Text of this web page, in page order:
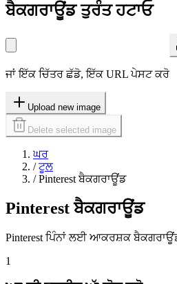
ਬੈਕਗਰਾਊਂਡ ਤੁਰੰਤ ਹਟਾਓ
ਜਾਂ ਇੱਕ ਚਿੱਤਰ ਛੱਡੋ, ਇੱਕ URL ਪੇਸਟ ਕਰੋ
Upload new image
Delete selected image
ਘਰ
/ ਟੂਲ
/ Pinterest ਬੈਕਗਰਾਊਂਡ
Pinterest ਬੈਕਗਰਾਊਂਡ
Pinterest ਪਿੰਨਾਂ ਲਈ ਆਕਰਸ਼ਕ
1